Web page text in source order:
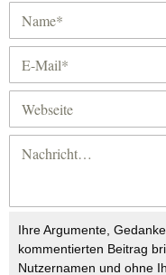
Ihre Argumente,
kommentierten Beitrag
Nutzernamen und ohne